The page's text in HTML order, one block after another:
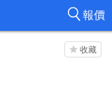
報價